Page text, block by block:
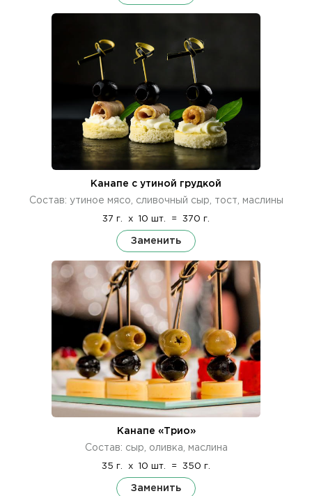
Канапе с утиной грудкой
Состав: утиное мясо, сливочный сыр, тост, маслины
37 г. x 10 шт. = 370 г.
Заменить
Канапе «Трио»
Состав: сыр, оливка, маслина
35 г. x 10 шт. = 350 г.
Заменить